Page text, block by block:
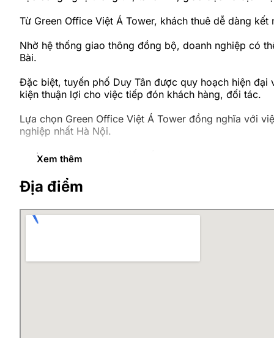
Từ Green Office Việt Á Tower, khách thuê dễ dàng
Nhờ hệ thống giao thông đồng bộ, doanh nghiệp có
Bài.
Đặc biệt, tuyến phố Duy Tân được quy hoạch hiện
kiện thuận lợi cho việc tiếp đón khách hàng, đối tác.
Lựa chọn Green Office Việt Á Tower đồng nghĩa với
nghiệp nhất Hà Nội.
Xung quanh tòa nhà là hệ thống:
Văn phòng doanh nghiệp công nghệ.
Ngân hàng và tổ chức tài chính.
Khách sạn và căn hộ dịch vụ.
Môi trường kinh doanh sôi động này giúp doanh
Xem thêm
Địa điểm